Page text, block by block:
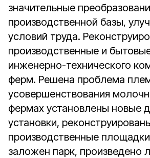
значительные
производственной базы,
условий труда.
производственные и
инженерно-технического
ферм. Решена проблема
усовершенствования
фермах установлены новые
установки,
производственные
заложен парк, произведено